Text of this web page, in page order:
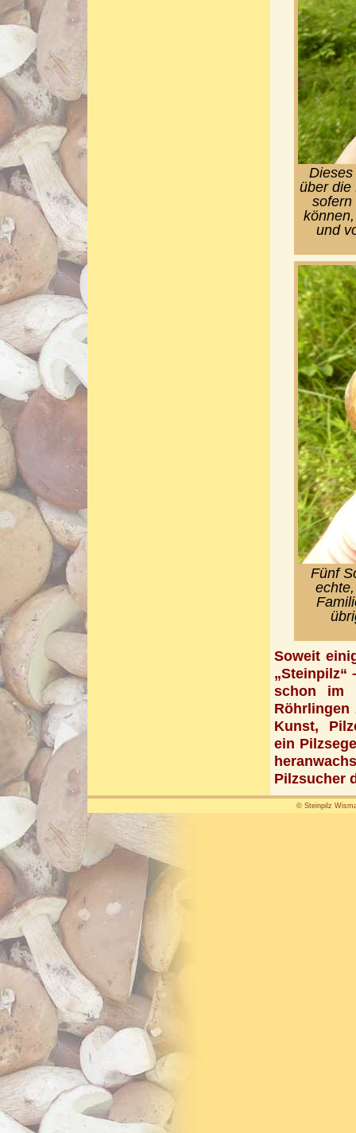
über die
sofern
und
Fünf
Soweit
„Steinpilz“
schon im
Kunst,
ein
Pilzsucher
© Steinpilz